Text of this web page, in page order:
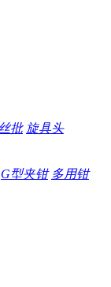
批 旋具头
G型夹钳 多用钳